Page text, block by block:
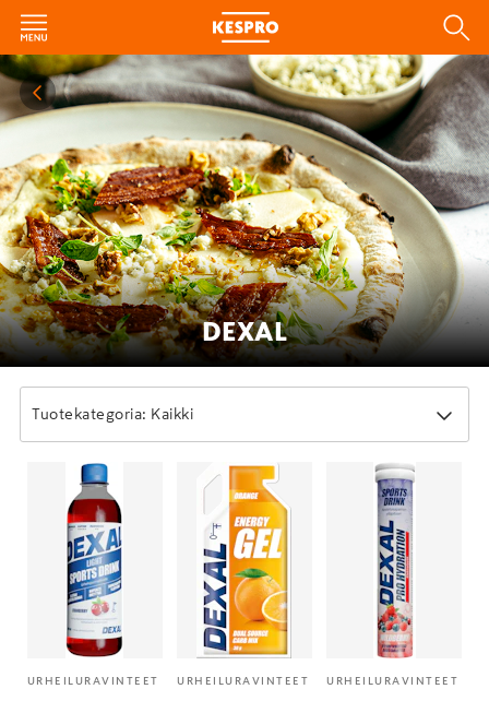
DEXAL
Tuotekategoria: Kaikki
URHEILURAVINTEET URHEILURAVINTEET URHEILURAVINTEET